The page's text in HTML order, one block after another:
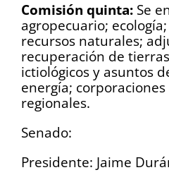
Comisión quinta: Se
agropecuario;
recursos naturales;
recuperación de
ictiológicos y asuntos
energía;
regionales.
Senado:
Presidente: Jaime